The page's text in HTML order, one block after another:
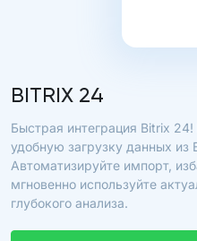
BITRIX 24
Быстрая интеграция Bitrix
удобную загрузку данных из
Автоматизируйте импорт,
мгновенно используйте
глубокого анализа.